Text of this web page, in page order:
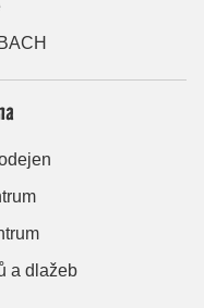
a dlažeb